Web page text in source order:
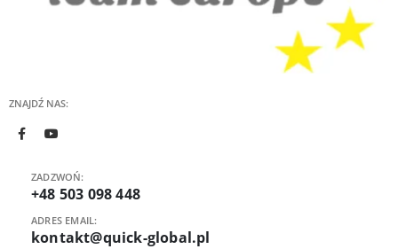
ZNAJDŹ NAS:
ZADZWOŃ:
+48 503 098 448
ADRES EMAIL:
kontakt@quick-global.pl